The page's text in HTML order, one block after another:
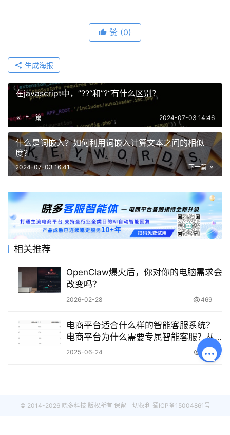
赞 (0)
生成海报
在javascript中，”??“和”?“有什么区别？
上一篇 2024-07-03 14:46
什么是词嵌入？如何利用词嵌入计算文本之间的相似
度？
下一篇
2024-07-03 16:41
相关推荐
OpenClaw爆火后，你对你的电脑需求会
改变吗？
2026-02-28 469
电商平台适合什么样的智能客服系统？
电商平台为什么需要专属智能客服？从
核心功能到定制方法的全攻略！
2025-06-24 772
© 2014-2026 晓多科技 版权所有 保留一切权利 蜀ICP备15004861号